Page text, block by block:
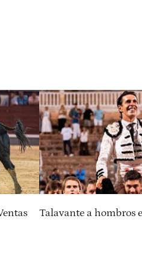
Talavante a hombros